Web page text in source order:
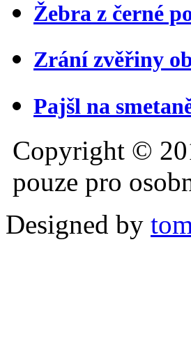
Žebra z černé
Zrání zvěřiny
Pajšl na
Copyright ©
pouze pro
Designed by